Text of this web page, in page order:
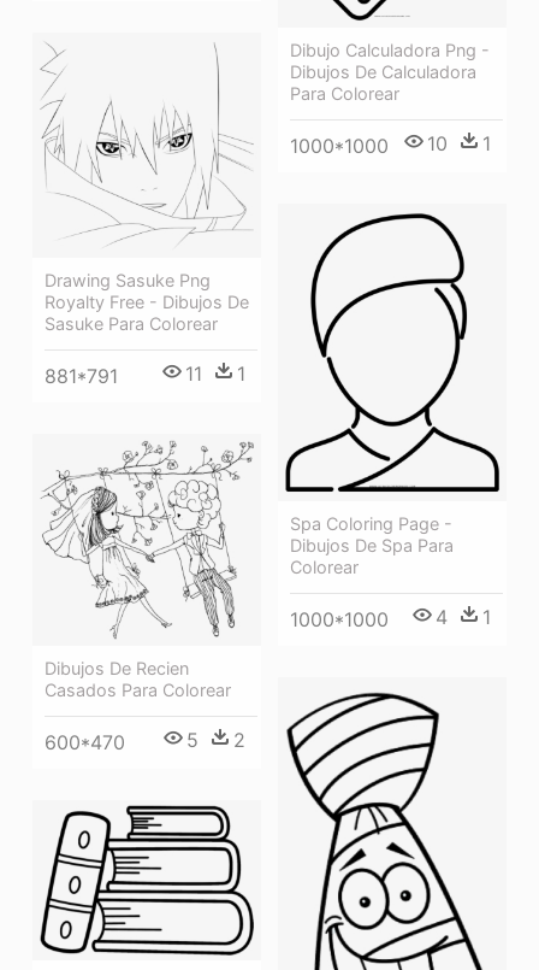
Dibujo Calculadora Png -
Dibujos De Calculadora
Para Colorear
1000*1000 10 1
Drawing Sasuke Png
Royalty Free - Dibujos De
Sasuke Para Colorear
881*791 11 1
Spa Coloring Page -
Dibujos De Spa Para
Colorear
1000*1000 4 1
Dibujos De Recien
Casados Para Colorear
600*470 5 2